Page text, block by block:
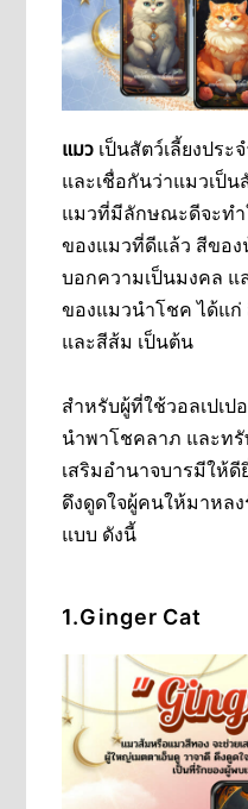
แมว เป็นสัตว์เลี้ยงปร
และเชื่อกันว่าแมวเป็น
แมวที่มีลักษณะดีจะท
ของแมวที่ดีแล้ว สีของ
บอกความเป็นมงคล
ของแมวนำโชค ได้แก่
และสีส้ม เป็นต้น
สำหรับผู้ที่ใช้วอลเปเป
นำพาโชคลาภ และท
เสริมอำนาจบารมีให้ดี
ดึงดูดใจผู้คนให้มาหล
แบบ ดังนี้
1.Ginger Cat